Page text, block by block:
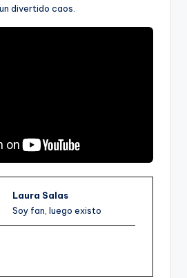
divertido caos.
Laura Salas
Soy fan, luego existo